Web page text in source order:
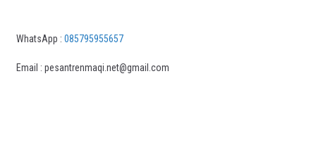
WhatsApp : 085795955657
Email : pesantrenmaqi.net@gmail.com